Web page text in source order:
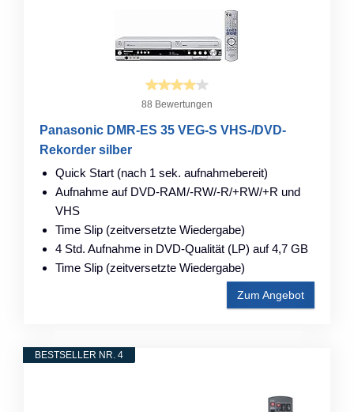
88 Bewertungen
Panasonic DMR-ES 35 VEG-S VHS-/DVD-
Rekorder silber
Quick Start (nach 1 sek. aufnahmebereit)
Aufnahme auf DVD-RAM/-RW/-R/+RW/+R und
VHS
Time Slip (zeitversetzte Wiedergabe)
4 Std. Aufnahme in DVD-Qualität (LP) auf 4,7 GB
Time Slip (zeitversetzte Wiedergabe)
Zum Angebot
BESTSELLER NR. 4